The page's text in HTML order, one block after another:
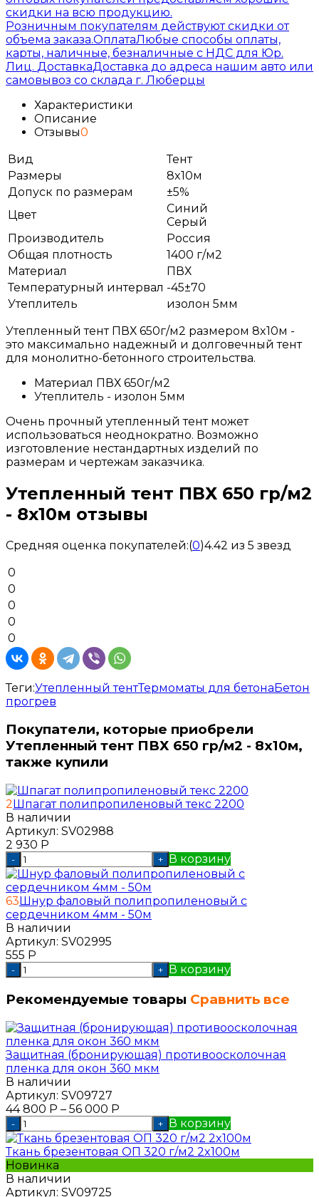
скидки на всю продукцию.
Розничным покупателям действуют скидки от
объема заказа.ОплатаЛюбые способы оплаты,
карты, наличные, безналичные с НДС для Юр.
Лиц. ДоставкаДоставка до адреса нашим авто или
самовывоз со склада г. Люберцы
Характеристики
Описание
Отзывы0
Вид
Тент
Размеры
8x10м
Допуск по размерам
±5%
Цвет
Синий
Серый
Производитель
Россия
Общая плотность
1400 г/м2
Материал
ПВХ
Температурный интервал -45±70
Утеплитель
изолон 5мм
Утепленный тент ПВХ 650г/м2 размером 8x10м -
это максимально надежный и долговечный тент
для монолитно-бетонного строительства.
Материал ПВХ 650г/м2
Утеплитель - изолон 5мм
Очень прочный утепленный тент может
использоваться неоднократно. Возможно
изготовление нестандартных изделий по
размерам и чертежам заказчика.
Утепленный тент ПВХ 650 гр/м2
- 8x10м отзывы
Средняя оценка покупателей:(0)4.42 из 5 звезд
0
0
0
0
0
Теги:Утепленный тентТермоматы для бетонаБетон
прогрев
Покупатели, которые приобрели
Утепленный тент ПВХ 650 гр/м2 - 8x10м,
также купили
2Шпагат полипропиленовый текс 2200
В наличии
Артикул: SV02988
2 930 Р
- + В корзину
63Шнур фаловый полипропиленовый с
сердечником 4мм - 50м
В наличии
Артикул: SV02995
555 Р
- + В корзину
Рекомендуемые товары Сравнить все
Защитная (бронирующая) противоосколочная
пленка для окон 360 мкм
В наличии
Артикул: SV09727
44 800 Р – 56 000 Р
- + В корзину
Ткань брезентовая ОП 320 г/м2 2x100м
Новинка
В наличии
Артикул: SV09725